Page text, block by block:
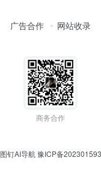
广告合作 网站收录
商务合作
图钉AI导航豫ICP备